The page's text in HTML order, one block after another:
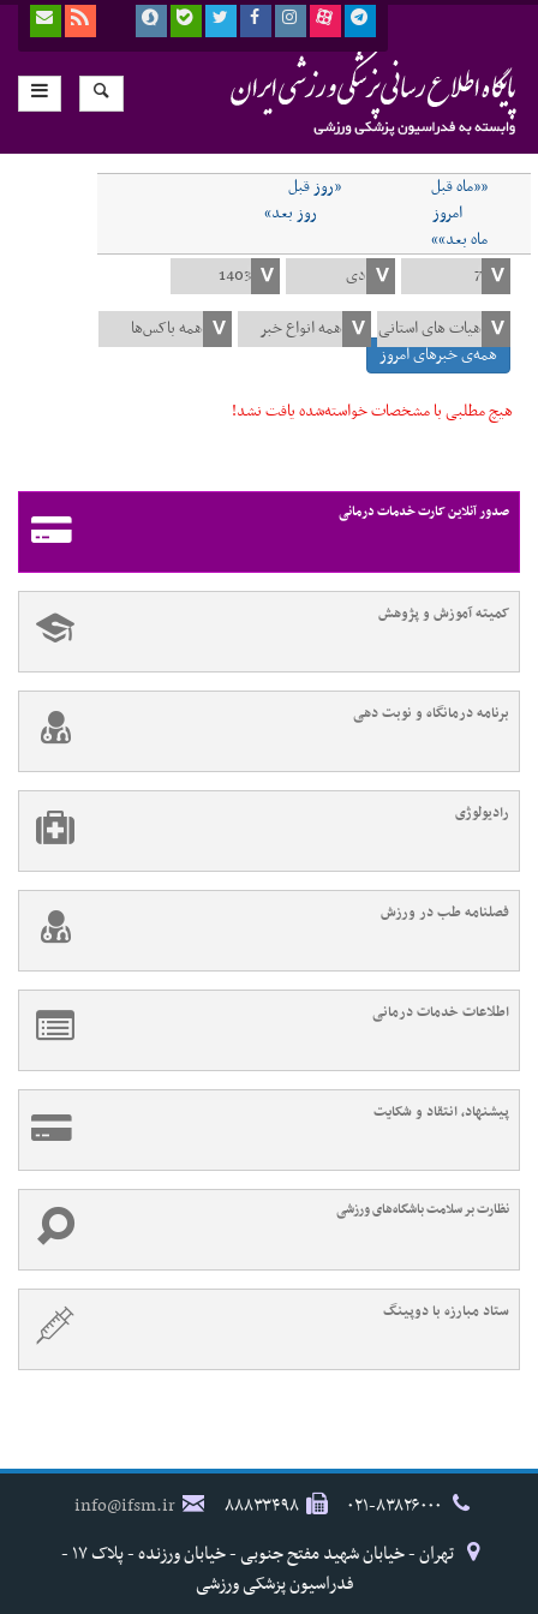
««ماه قبل
«روز قبل
امروز
روز بعد»
ماه بعد»»
همه‌ی خبرهای امروز
هیچ مطلبی با مشخصات خواسته‌شده یافت نشد!
صدور آنلاین کارت خدمات درمانی
کمیته آموزش و پژوهش
برنامه درمانگاه و نوبت دهی
رادیولوژی
فصلنامه طب در ورزش
اطلاعات خدمات درمانی
پیشنهاد، انتقاد و شکایت
نظارت بر سلامت باشگاه‌های ورزشی
ستاد مبارزه با دوپینگ
۸۸۸۳۳۴۹۸
info@ifsm.ir
تهران - خیابان شهید مفتح جنوبی - خیابان ورزنده - پلاک ۱۷ -
فدراسیون پزشکی ورزشی